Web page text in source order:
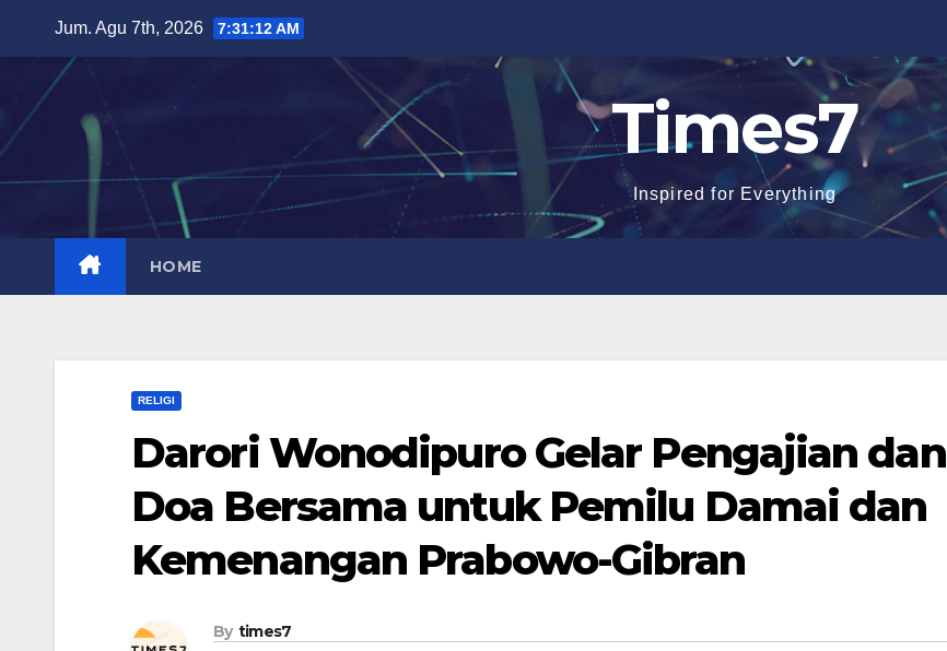
content
Jum. Agu 7th, 2026 7:31:14 AM
Times7
Inspired for Everything
HOME
RELIGI
Darori Wonodipuro Gelar Pengajian dan
Doa Bersama untuk Pemilu Damai dan
Kemenangan Prabowo-Gibran
By times7